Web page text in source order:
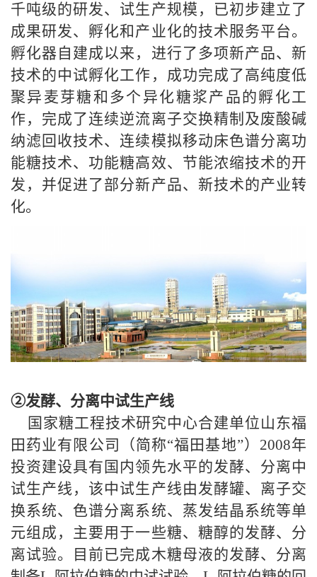
千吨级的研发、试生产规模，已初步建立了
成果研发、孵化和产业化的技术服务平台。
孵化器自建成以来，进行了多项新产品、新
技术的中试孵化工作，成功完成了高纯度低
聚异麦芽糖和多个异化糖浆产品的孵化工
作，完成了连续逆流离子交换精制及废酸碱
纳滤回收技术、连续模拟移动床色谱分离功
能糖技术、功能糖高效、节能浓缩技术的开
发，并促进了部分新产品、新技术的产业转
化。
②发酵、分离中试生产线
国家糖工程技术研究中心合建单位山东福
田药业有限公司（简称“福田基地”） 2008年
投资建设具有国内领先水平的发酵、分离中
试生产线，该中试生产线由发酵罐、离子交
换系统、色谱分离系统、蒸发结晶系统等单
元组成，主要用于一些糖、糖醇的发酵、分
离试验。目前已完成木糖母液的发酵、分离